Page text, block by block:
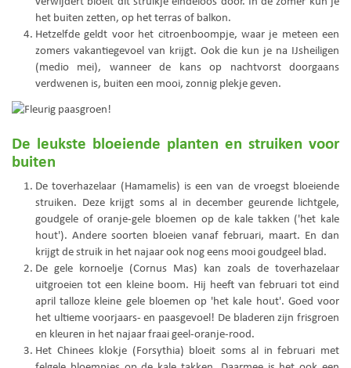
het buiten zetten, op het terras of balkon.
Hetzelfde geldt voor het citroenboompje, waar je meteen een
zomers vakantiegevoel van krijgt. Ook die kun je na IJsheiligen
(medio mei), wanneer de kans op nachtvorst doorgaans
verdwenen is, buiten een mooi, zonnig plekje geven.
De leukste bloeiende planten en struiken voor
buiten
De toverhazelaar (Hamamelis) is een van de vroegst bloeiende
struiken. Deze krijgt soms al in december geurende lichtgele,
goudgele of oranje-gele bloemen op de kale takken ('het kale
hout'). Andere soorten bloeien vanaf februari, maart. En dan
krijgt de struik in het najaar ook nog eens mooi goudgeel blad.
De gele kornoelje (Cornus Mas) kan zoals de toverhazelaar
uitgroeien tot een kleine boom. Hij heeft van februari tot eind
april talloze kleine gele bloemen op 'het kale hout'. Goed voor
het ultieme voorjaars- en paasgevoel! De bladeren zijn frisgroen
en kleuren in het najaar fraai geel-oranje-rood.
Het Chinees klokje (Forsythia) bloeit soms al in februari met